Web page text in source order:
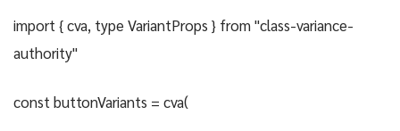
import { cva, type VariantProps } from "class-variance-
authority"
const buttonVariants = cva(